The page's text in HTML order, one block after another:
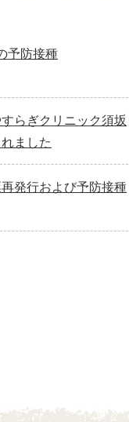
予防接種
すらぎクリニック須坂
ました
発行および予防接種